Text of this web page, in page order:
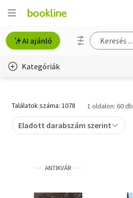
AI ajánló
Kategóriák
Életmód, egészség
Találatok száma: 1078 1 oldalon: 60 db
Eladott darabszám szerint
ANTIKVÁR